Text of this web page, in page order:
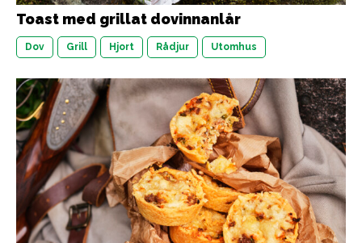
Toast med grillat dovinnanlår
Dov Grill Hjort Rådjur Utomhus